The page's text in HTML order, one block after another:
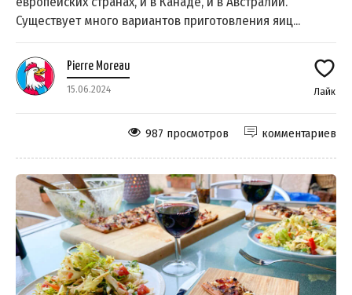
Существует много вариантов приготовления яиц...
Pierre Moreau
15.06.2024 Лайк
комментариев
987 просмотров